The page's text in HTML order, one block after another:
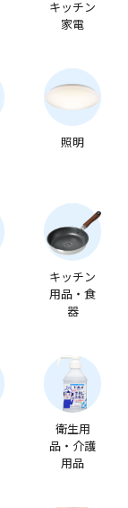
キッチン
家電
照明
キッチン
用品・食
器
衛生用
品・介護
用品